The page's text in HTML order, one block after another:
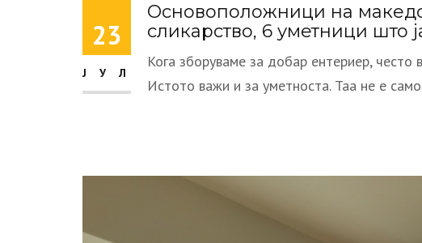
23
ЈУЛ
Основоположници на
сликарство, 6 уметници што
Кога зборуваме за добар ентериер,
Истото важи и за уметноста. Таа не е